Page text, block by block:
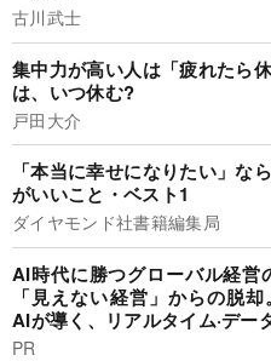
古川武士
集中力が高い人は「疲れたら
は、いつ休む?
戸田大介
「本当に幸せになりたい」な
がいいこと・ベスト1
ダイヤモンド社書籍編集局
AI時代に勝つグローバル経営
「見えない経営」からの脱
AIが導く、リアルタイム·デー
PR